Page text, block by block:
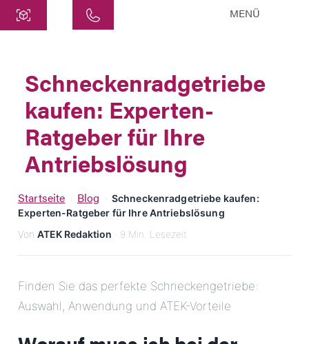
Siemensstraße 47
25462 Rellingen
info@atek.de
+49 4101 7953-0
Chat öffnen
Firmenname
MENÜ
Schneckenradgetriebe
kaufen: Experten-
Ratgeber für Ihre
Antriebslösung
Startseite Blog
Schneckenradgetriebe kaufen:
Experten-Ratgeber für Ihre Antriebslösung
Von ATEK Redaktion · 9 Min. Lesezeit
Finden Sie das perfekte Schneckengetriebe:
Auswahl, Anwendung und ATEK-Vorteile